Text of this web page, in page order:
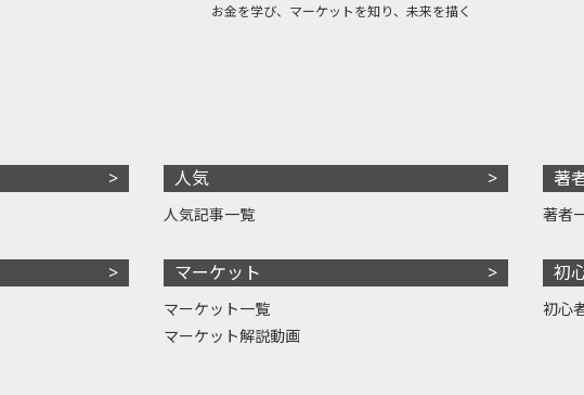
お金を学び、マーケットを知り、未来を描く
人気
人気記事一覧
マーケット
マーケット一覧
マーケット解説動画
著
著者
初
初心